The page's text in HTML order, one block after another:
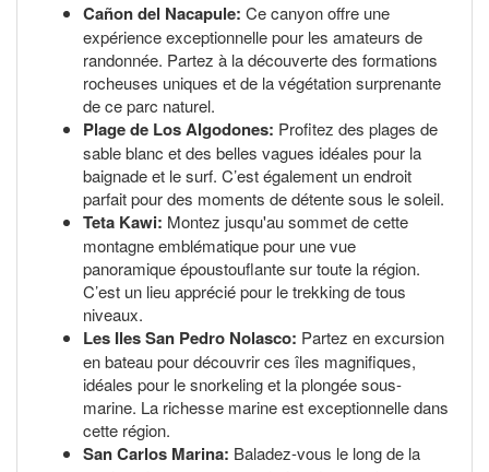
Cañon del Nacapule: Ce canyon offre une
expérience exceptionnelle pour les amateurs de
randonnée. Partez à la découverte des formations
rocheuses uniques et de la végétation surprenante
de ce parc naturel.
Plage de Los Algodones: Profitez des plages de
sable blanc et des belles vagues idéales pour la
baignade et le surf. C’est également un endroit
parfait pour des moments de détente sous le soleil.
Teta Kawi: Montez jusqu'au sommet de cette
montagne emblématique pour une vue
panoramique époustouflante sur toute la région.
C’est un lieu apprécié pour le trekking de tous
niveaux.
Les Iles San Pedro Nolasco: Partez en excursion
en bateau pour découvrir ces îles magnifiques,
idéales pour le snorkeling et la plongée sous-
marine. La richesse marine est exceptionnelle dans
cette région.
San Carlos Marina: Baladez-vous le long de la